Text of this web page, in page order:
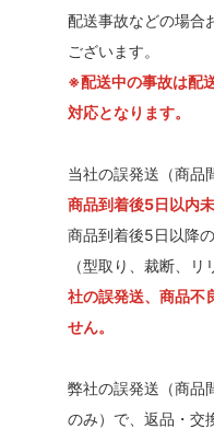
配送事故などの場合
ございます。
※配送中の事故は配
対応となります。
当社の誤発送（商品
商品到着後5日以内
商品到着後5日以降
（型取り、裁断、リ
社の誤発送、商品不
せん。
弊社の誤発送（商品
のみ）で、返品・交